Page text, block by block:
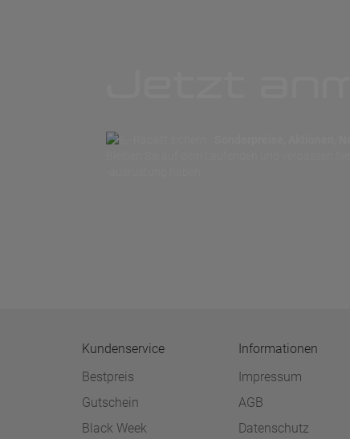
Kundenservice
Bestpreis
Gutschein
Black Week
Informationen
Impressum
AGB
Datenschutz